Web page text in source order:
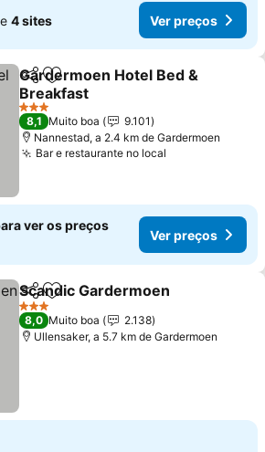
4 sites Ver preços
PartilharAdicionar aos favoritos
Gardermoen Hotel Bed &
Breakfast
3 Estrelas
8,1 Muito boa
9.101
Nannestad, a 2.4 km de Gardermoen
Bar e restaurante no local
ver os preços
Ver preços
PartilharAdicionar aos favoritos
Scandic Gardermoen
3 Estrelas
8,0 Muito boa
2.138
Ullensaker, a 5.7 km de Gardermoen